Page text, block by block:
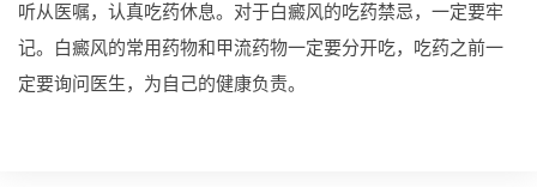
听从医嘱，认真吃药休息。对于白癜风的吃药禁忌，一定要牢
记。白癜风的常用药物和甲流药物一定要分开吃，吃药之前一
定要询问医生，为自己的健康负责。